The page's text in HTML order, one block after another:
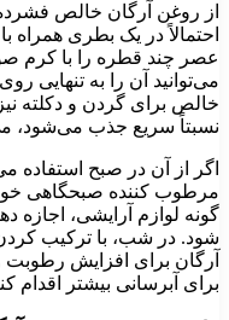
از روغن آرگان خالص
احتمالاً در یک بطری
عصر چند قطره را با کرم
می‌توانید آن را به تنهایی
خالص برای گردن و دکلته
نسبتاً سریع جذب می‌شود،
اگر از آن در صبح استفاده
مرطوب کننده صبحگاهی خود
گونه لوازم آرایشی،
شود. در شب، با ترکیب
آرگان برای افزایش رطوبت
برای آبرسانی بیشتر اقدام